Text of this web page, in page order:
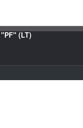
"PF" (LT)